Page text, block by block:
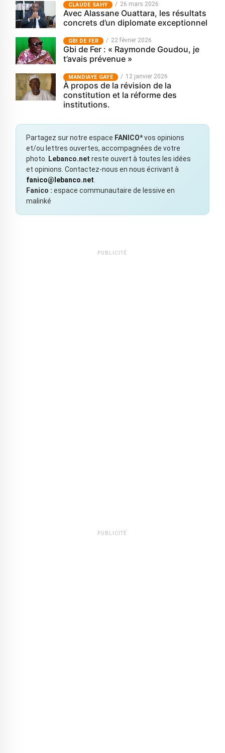
CLAUDE SAHY 26 mars 2026
Avec Alassane Ouattara, les résultats
concrets d’un diplomate exceptionnel
GBI DE FER 22 février 2026
Gbi de Fer : « Raymonde Goudou, je
t’avais prévenue »
MANDIAYE GAYE 12 janvier 2026
À propos de la révision de la
constitution et la réforme des
institutions.
Partagez sur notre espace FANICO*vos opinions
et/ou lettres ouvertes, accompagnées de votre
photo.
Lebanco.net reste ouvert à toutes les idées
et opinions. Contactez-nous en nous écrivant à
fanico@lebanco.net
Fanico : espace communautaire de lessive en
malinké
PUBLICITÉ
PUBLICITÉ